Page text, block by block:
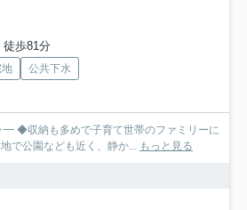
徒歩81分
地
公共下水
ーに
な住宅地で公園なども近く、静か... もっと見る